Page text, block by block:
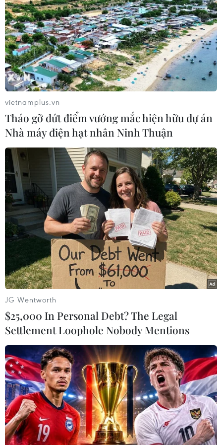
#Đinh Đức Lâm
#Nhớ đêm cõng bạn lạc rừng
#Tủ sách Mãi mãi tuổi 20
TP. Hà Nội
Theo dõi VietnamPlus
TIN LIÊN QUAN
“Nhật ký chiến trường”: Ký ức về những
ngày chống Mỹ
vietnamplus.vn
Tháo gỡ dứt điểm vướng mắc hiện hữu dự án
Nhà máy điện hạt nhân Ninh Thuận
JG Wentworth
$25,000 In Personal Debt? The Legal
Settlement Loophole Nobody Mentions